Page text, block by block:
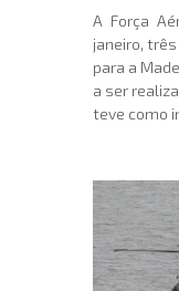
A Força
janeiro,
para a
a ser
teve como